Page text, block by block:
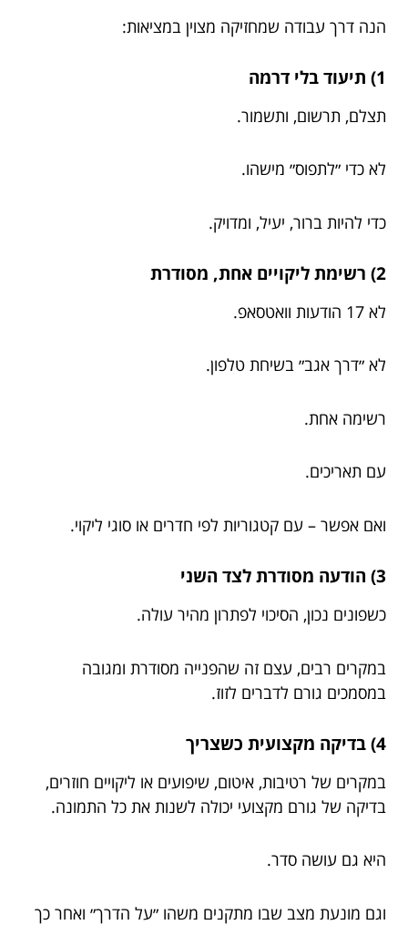
הנה דרך עבודה שמחזיקה מצוין במציאות:
1) תיעוד בלי דרמה
תצלם, תרשום, ותשמור.
לא כדי ״לתפוס״ מישהו.
כדי להיות ברור, יעיל, ומדויק.
2) רשימת ליקויים אחת, מסודרת
לא 17 הודעות וואטסאפ.
לא ״דרך אגב״ בשיחת טלפון.
רשימה אחת.
עם תאריכים.
ואם אפשר – עם קטגוריות לפי חדרים או סוגי ליקוי.
3) הודעה מסודרת לצד השני
כשפונים נכון, הסיכוי לפתרון מהיר עולה.
במקרים רבים, עצם זה שהפנייה מסודרת ומגובה
במסמכים גורם לדברים לזוז.
4) בדיקה מקצועית כשצריך
במקרים של רטיבות, איטום, שיפועים או ליקויים חוזרים,
בדיקה של גורם מקצועי יכולה לשנות את כל התמונה.
היא גם עושה סדר.
וגם מונעת מצב שבו מתקנים משהו ״על הדרך״ ואחר כך